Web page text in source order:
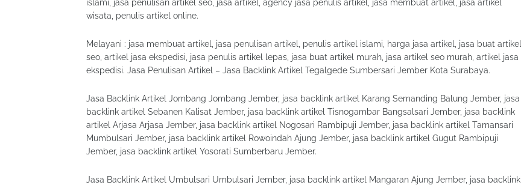
islami, jasa penulisan artikel seo, jasa artikel, agency jasa penulis artikel, jasa membuat artikel, jasa artikel
wisata, penulis artikel online.
Melayani : jasa membuat artikel, jasa penulisan artikel, penulis artikel islami, harga jasa artikel, jasa buat artikel
seo, artikel jasa ekspedisi, jasa penulis artikel lepas, jasa buat artikel murah, jasa artikel seo murah, artikel jasa
ekspedisi. Jasa Penulisan Artikel – Jasa Backlink Artikel Tegalgede Sumbersari Jember Kota Surabaya.
Jasa Backlink Artikel Jombang Jombang Jember, jasa backlink artikel Karang Semanding Balung Jember, jasa
backlink artikel Sebanen Kalisat Jember, jasa backlink artikel Tisnogambar Bangsalsari Jember, jasa backlink
artikel Arjasa Arjasa Jember, jasa backlink artikel Nogosari Rambipuji Jember, jasa backlink artikel Tamansari
Mumbulsari Jember, jasa backlink artikel Rowoindah Ajung Jember, jasa backlink artikel Gugut Rambipuji
Jember, jasa backlink artikel Yosorati Sumberbaru Jember.
Jasa Backlink Artikel Umbulsari Umbulsari Jember, jasa backlink artikel Mangaran Ajung Jember, jasa backlink